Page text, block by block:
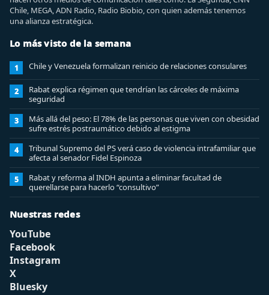
Chile, MEGA, ADN Radio, Radio Biobio, con quien además tenemos
una alianza estratégica.
Lo más visto de la semana
1 Chile y Venezuela formalizan reinicio de relaciones consulares
2
Rabat explica régimen que tendrían las cárceles de máxima
seguridad
3
Más allá del peso: El 78% de las personas que viven con obesidad
sufre estrés postraumático debido al estigma
4
Tribunal Supremo del PS verá caso de violencia intrafamiliar que
afecta al senador Fidel Espinoza
5
Rabat y reforma al INDH apunta a eliminar facultad de
querellarse para hacerlo “consultivo”
Nuestras redes
YouTube
Facebook
Instagram
X
Bluesky